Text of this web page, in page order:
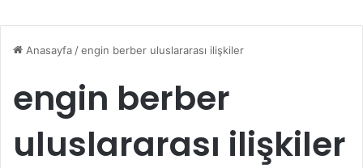
Anasayfa /engin berber uluslararası ilişkiler
engin berber
uluslararası ilişkiler